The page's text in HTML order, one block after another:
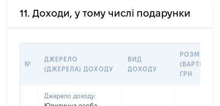
11. Доходи, у тому числі подарунки
№
ДЖЕРЕЛО
(ДЖЕРЕЛА) ДОХОДУ
ВИД
ДОХОДУ
РОЗМІР
(ВАРТІСТЬ),
ГРН
Джерело доходу: